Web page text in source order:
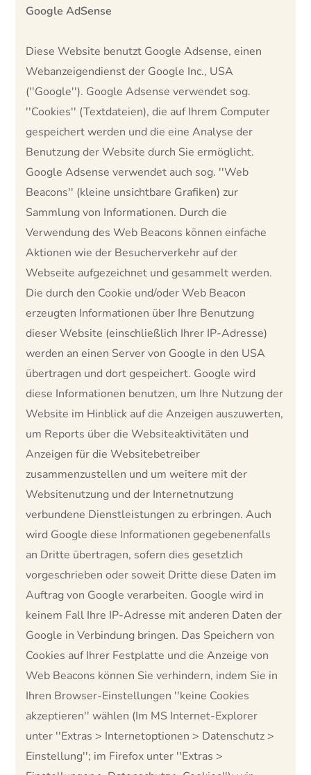
Google AdSense
Diese Website benutzt Google Adsense, einen
Webanzeigendienst der Google Inc., USA
(''Google''). Google Adsense verwendet sog.
''Cookies'' (Textdateien), die auf Ihrem Computer
gespeichert werden und die eine Analyse der
Benutzung der Website durch Sie ermöglicht.
Google Adsense verwendet auch sog. ''Web
Beacons'' (kleine unsichtbare Grafiken) zur
Sammlung von Informationen. Durch die
Verwendung des Web Beacons können einfache
Aktionen wie der Besucherverkehr auf der
Webseite aufgezeichnet und gesammelt werden.
Die durch den Cookie und/oder Web Beacon
erzeugten Informationen über Ihre Benutzung
dieser Website (einschließlich Ihrer IP-Adresse)
werden an einen Server von Google in den USA
übertragen und dort gespeichert. Google wird
diese Informationen benutzen, um Ihre Nutzung der
Website im Hinblick auf die Anzeigen auszuwerten,
um Reports über die Websiteaktivitäten und
Anzeigen für die Websitebetreiber
zusammenzustellen und um weitere mit der
Websitenutzung und der Internetnutzung
verbundene Dienstleistungen zu erbringen. Auch
wird Google diese Informationen gegebenenfalls
an Dritte übertragen, sofern dies gesetzlich
vorgeschrieben oder soweit Dritte diese Daten im
Auftrag von Google verarbeiten. Google wird in
keinem Fall Ihre IP-Adresse mit anderen Daten der
Google in Verbindung bringen. Das Speichern von
Cookies auf Ihrer Festplatte und die Anzeige von
Web Beacons können Sie verhindern, indem Sie in
Ihren Browser-Einstellungen ''keine Cookies
akzeptieren'' wählen (Im MS Internet-Explorer
unter ''Extras > Internetoptionen > Datenschutz >
Einstellung''; im Firefox unter ''Extras >